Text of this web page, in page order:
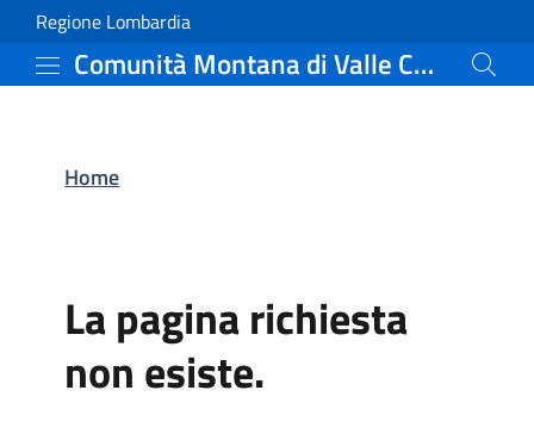
Vai al contenuto principale
Comunità Montana di
Regione Lombardia
Comunità Montana di Valle Camonica
Home
La pagina richiesta
non esiste.